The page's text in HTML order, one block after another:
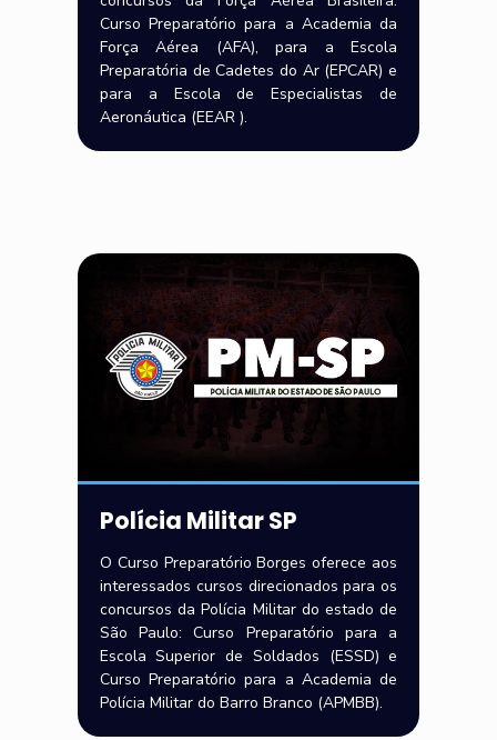
Curso Preparatório para a Academia da
Força Aérea (AFA), para a Escola
Preparatória de Cadetes do Ar (EPCAR) e
para a Escola de Especialistas de
Aeronáutica (EEAR ).
Polícia Militar SP
O Curso Preparatório Borges oferece aos
interessados cursos direcionados para os
concursos da Polícia Militar do estado de
São Paulo: Curso Preparatório para a
Escola Superior de Soldados (ESSD) e
Curso Preparatório para a Academia de
Polícia Militar do Barro Branco (APMBB).